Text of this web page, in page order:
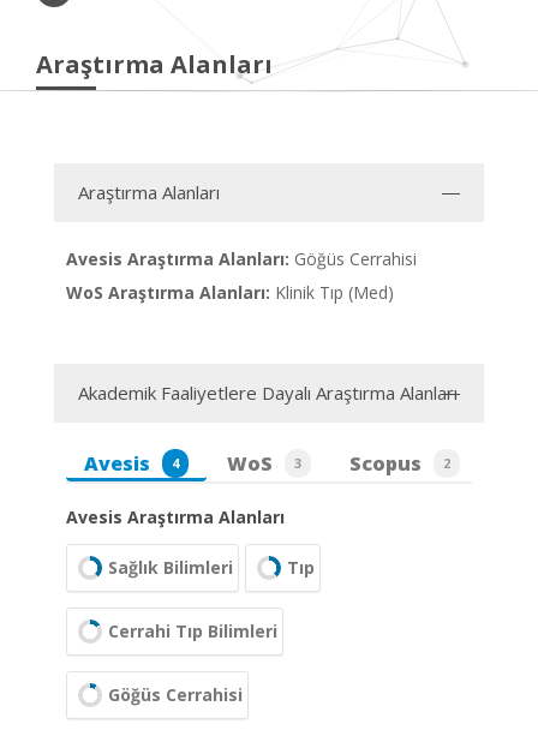
Araştırma Alanları
Araştırma Alanları
Avesis Araştırma Alanları: Göğüs Cerrahisi
WoS Araştırma Alanları: Klinik Tıp (Med)
Akademik Faaliyetlere Dayalı Araştırma Alanları
Avesis 4 WoS 3 Scopus 2
Avesis Araştırma Alanları
Sağlık Bilimleri Tıp
Cerrahi Tıp Bilimleri
Göğüs Cerrahisi